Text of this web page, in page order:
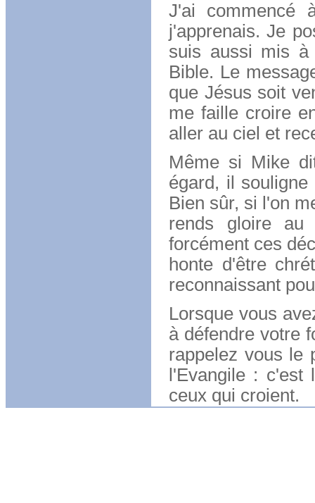
J'ai commencé
j'apprenais. Je
suis aussi mis à
Bible. Le
que Jésus soit
me faille croire
aller au ciel et
Même si Mike
égard, il
Bien sûr, si l'on
rends gloire au
forcément ces
honte d'être
reconnaissant
Lorsque vous
à défendre votre
rappelez vous le
l'Evangile :
ceux qui croient.